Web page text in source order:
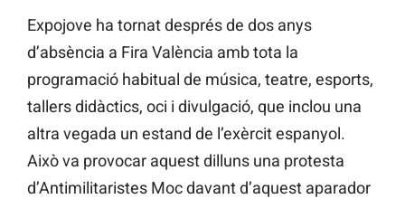
Expojove ha tornat després de dos anys
d’absència a Fira València amb tota la
programació habitual de música, teatre, esports,
tallers didàctics, oci i divulgació, que inclou una
altra vegada un estand de l’exèrcit espanyol.
Això va provocar aquest dilluns una protesta
d’Antimilitaristes Moc davant d’aquest aparador